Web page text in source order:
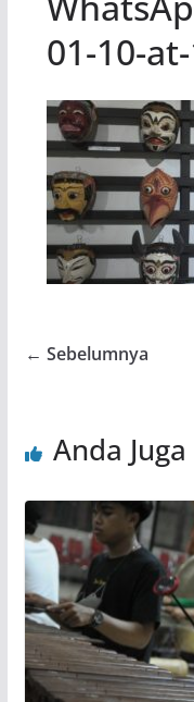
01-10-
← Sebelumnya
Anda